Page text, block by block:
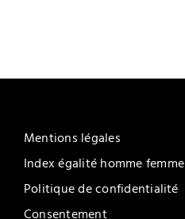
Mentions légales
Index égalité homme femme
Politique de confidentialité
Consentement